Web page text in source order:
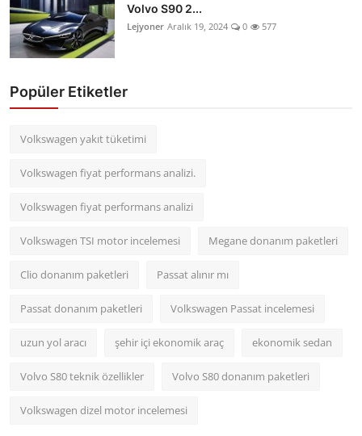
Volvo S90 2...
Lejyoner Aralık 19, 2024 0 577
Popüler Etiketler
Volkswagen yakıt tüketimi
Volkswagen fiyat performans analizi.
Volkswagen fiyat performans analizi
Volkswagen TSI motor incelemesi Megane donanım paketleri
Clio donanım paketleri Passat alınır mı
Passat donanım paketleri Volkswagen Passat incelemesi
uzun yol aracı şehir içi ekonomik araç ekonomik sedan
Volvo S80 teknik özellikler Volvo S80 donanım paketleri
Volkswagen dizel motor incelemesi